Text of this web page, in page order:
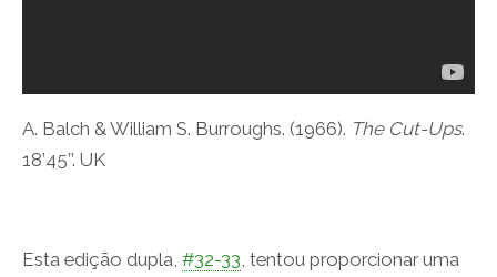
A. Balch & William S. Burroughs. (1966). The Cut-Ups.
18’45’’. UK
Esta edição dupla, #32-33 , tentou proporcionar uma